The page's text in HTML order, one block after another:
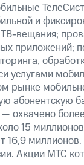
и
ТВ-вещания;
приложений;
услугами
рынке
абонентскую
охвачено
15
16,9
Акции МТС